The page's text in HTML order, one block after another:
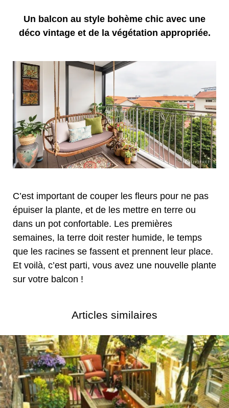
Un balcon au style bohème chic avec une
déco vintage et de la végétation appropriée.
C’est important de couper les fleurs pour ne pas
épuiser la plante, et de les mettre en terre ou
dans un pot confortable. Les premières
semaines, la terre doit rester humide, le temps
que les racines se fassent et prennent leur place.
Et voilà, c’est parti, vous avez une nouvelle plante
sur votre balcon !
Articles similaires